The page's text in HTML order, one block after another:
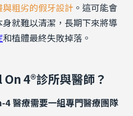
粗劣的假牙設計 。 這可能會
就難以清潔，長期下來將導
和植體最終失敗掉落。
4®診所與醫師？
醫療需要一組專門醫療團隊